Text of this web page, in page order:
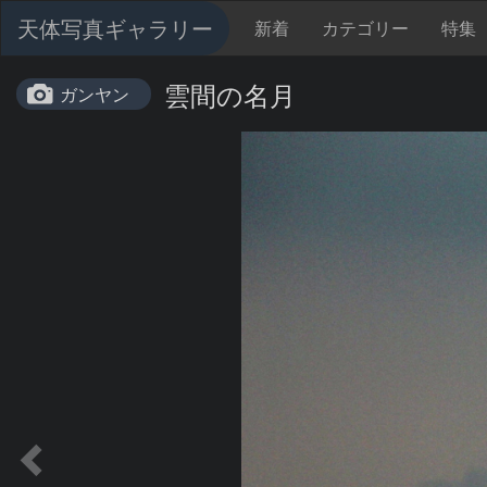
天体写真ギャラリー 新着 カテゴリー 特集
ガンヤン 雲間の名月